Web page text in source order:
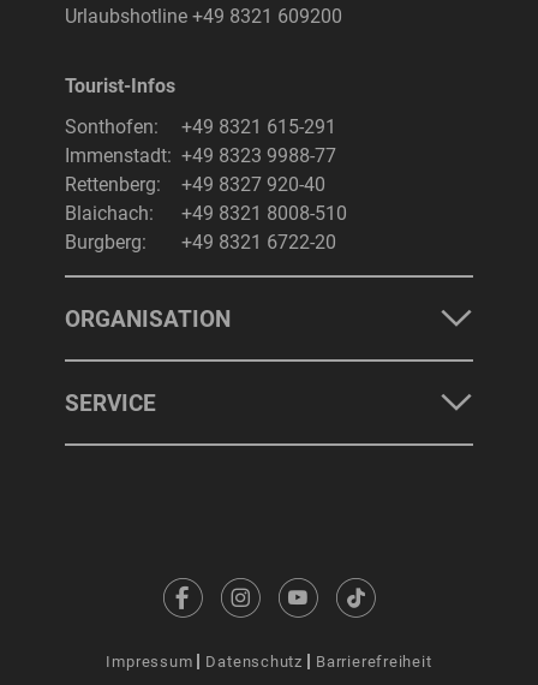
Urlaubshotline +49 8321 609200
Tourist-Infos
Sonthofen:
+49 8321 615-291
Immenstadt: +49 8323 9988-77
Rettenberg:
+49 8327 920-40
Blaichach:
+49 8321 8008-510
Burgberg:
+49 8321 6722-20
ORGANISATION
SERVICE
Impressum Datenschutz Barrierefreiheit